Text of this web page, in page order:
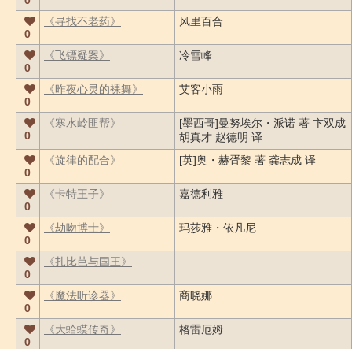
0
《寻找不老药》 风里百合
0
《飞镖疑案》 冷雪峰
0
《昨夜心灵的裸舞》 艾客小雨
0
《寒水岭匪帮》
[墨西哥]曼努埃尔・派诺 著 卞双成
胡真才 赵德明 译
0
《旋律的配合》 [英]奥・赫胥黎 著 龚志成 译
0
《卡特王子》 嘉德利雅
0
《劫吻博士》 玛莎雅・依凡尼
0
《扎比芭与国王》
0
《魔法听诊器》 商晓娜
0
《大蛤蟆传奇》 格雷厄姆